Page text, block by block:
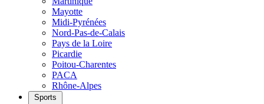
Mayotte
Midi-Pyrénées
Nord-Pas-de-Calais
Pays de la Loire
Picardie
Poitou-Charentes
PACA
Rhône-Alpes
Sports